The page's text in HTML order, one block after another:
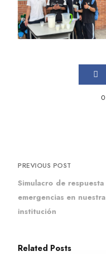
0
PREVIOUS POST
Simulacro de respuesta
emergencias en nuestra
institución
Related Posts